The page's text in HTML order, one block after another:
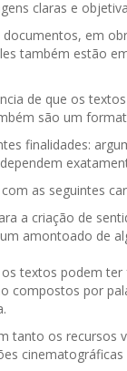
claras e
em
também estão
de que os
são um
finalidades:
as seguintes
a criação de
amontoado de
textos podem
compostos por
tanto os recursos